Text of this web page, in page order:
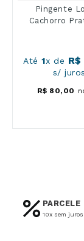
Pingente
Cachorro
Até1x deR$
s/
R$ 80,00
10x sem juros